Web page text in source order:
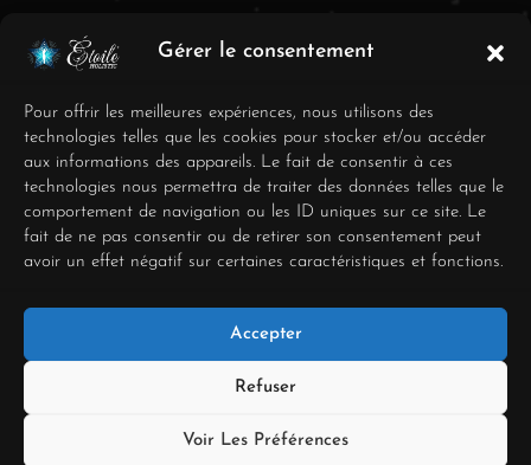
Gérer le consentement
Pour offrir les meilleures expériences, nous utilisons des
technologies telles que les cookies pour stocker et/ou accéder
aux informations des appareils. Le fait de consentir à ces
technologies nous permettra de traiter des données telles que le
comportement de navigation ou les ID uniques sur ce site. Le
fait de ne pas consentir ou de retirer son consentement peut
avoir un effet négatif sur certaines caractéristiques et fonctions.
Accepter
Refuser
Voir Les Préférences
FAQ
Mentions Légales
Conditions générales de
vente
Déclaration de
confidentialité
Politique de cookies